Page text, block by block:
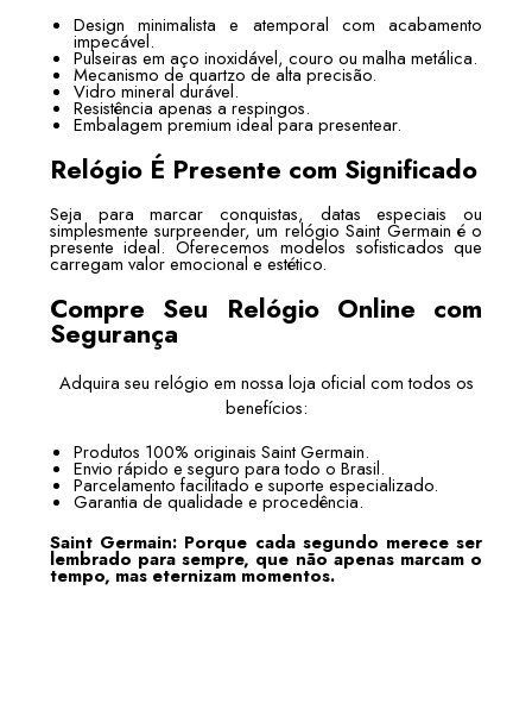
Design minimalista e atemporal com acabamento
impecável.
Pulseiras em aço inoxidável, couro ou malha metálica.
Mecanismo de quartzo de alta precisão.
Vidro mineral durável.
Resistência apenas a respingos.
Embalagem premium ideal para presentear.
Relógio É Presente com Significado
Seja para marcar conquistas, datas especiais ou
simplesmente surpreender, um relógio Saint Germain é o
presente ideal. Oferecemos modelos sofisticados que
carregam valor emocional e estético.
Compre Seu Relógio Online com
Segurança
Adquira seu relógio em nossa loja oficial com todos os
benefícios:
Produtos 100% originais Saint Germain.
Envio rápido e seguro para todo o Brasil.
Parcelamento facilitado e suporte especializado.
Garantia de qualidade e procedência.
Saint Germain: Porque cada segundo merece ser
lembrado para sempre, que não apenas marcam o
tempo, mas eternizam momentos.